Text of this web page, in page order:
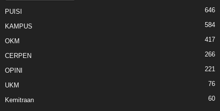
PUISI 646
KAMPUS 584
OKM 417
CERPEN 266
OPINI 221
UKM 76
Kemitraan 60